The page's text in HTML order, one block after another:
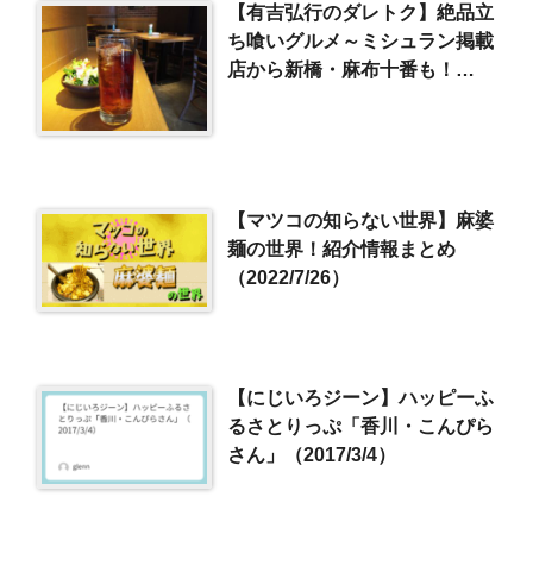
【有吉弘行のダレトク】絶品立
ち喰いグルメ～ミシュラン掲載
店から新橋・麻布十番も！
【マツコの知らない世界】麻婆
麺の世界！紹介情報まとめ
（2022/7/26）
【にじいろジーン】ハッピーふ
るさとりっぷ「香川・こんぴら
さん」（2017/3/4）